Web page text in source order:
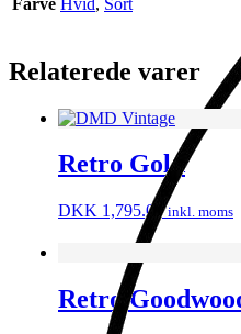
Relaterede varer
Retro Gold
DKK 1,795.00 inkl. moms
Retro